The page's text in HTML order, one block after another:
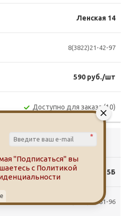
Ленская 14
8(3822)21-42-97
590 руб./шт
Доступно для заказа (10)
Мюнниха 5Б
8(3822)62-81-96
*
"Подписаться" вы
с Политикой